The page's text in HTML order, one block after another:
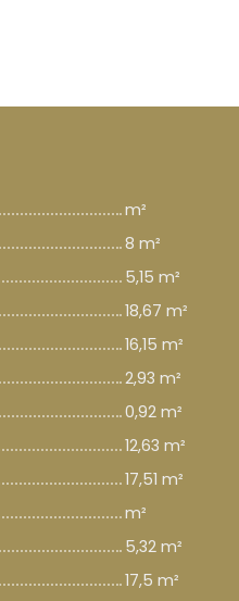
m²
8 m²
5,15 m²
18,67 m²
16,15 m²
2,93 m²
0,92 m²
12,63 m²
17,51 m²
m²
5,32 m²
17,5 m²